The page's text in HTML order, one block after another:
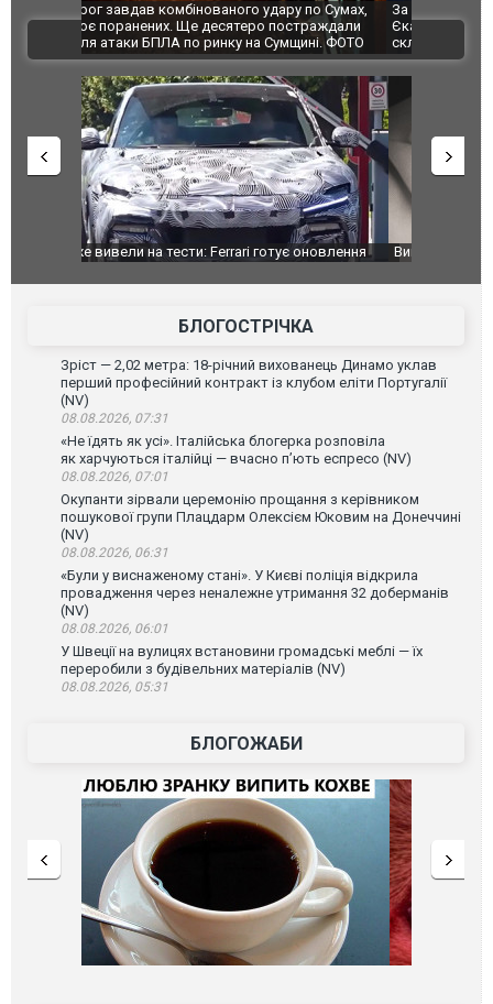
За 2000 кілометрів від кордону з Україною: в
Єкатеринбурзі після атаки дронів загорівся
склад Wildberries. ФОТО. ВІДЕО
"Мої
ВІДЕО
Вийшов трейлер нової екранізації легендарного
БЛОГОСТРІЧКА
Зріст — 2,02 метра: 18-річний вихованець Динамо уклав
перший професійний контракт із клубом еліти Португалії
(NV)
08.08.2026, 07:31
«Не їдять як усі». Італійська блогерка розповіла
як харчуються італійці — вчасно п’ють еспресо (NV)
08.08.2026, 07:01
Окупанти зірвали церемонію прощання з керівником
пошукової групи Плацдарм Олексієм Юковим на Донеччині
(NV)
08.08.2026, 06:31
«Були у виснаженому стані». У Києві поліція відкрила
провадження через неналежне утримання 32 доберманів
(NV)
08.08.2026, 06:01
У Швеції на вулицях встановини громадські меблі — їх
переробили з будівельних матеріалів (NV)
08.08.2026, 05:31
БЛОГОЖАБИ